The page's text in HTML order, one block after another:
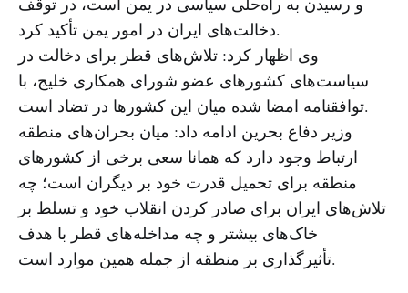
دخالت‌های ایران در امور یمن تأکید کرد.
وی اظهار کرد: تلاش‌های قطر برای دخالت در
سیاست‌های کشورهای عضو شورای همکاری خلیج، با
توافقنامه امضا شده میان این کشورها در تضاد است.
وزیر دفاع بحرین ادامه داد: میان بحران‌های منطقه
ارتباط وجود دارد که همانا سعی برخی از کشورهای
منطقه برای تحمیل قدرت خود بر دیگران است؛ چه
تلاش‌های ایران برای صادر کردن انقلاب خود و تسلط بر
خاک‌های بیشتر و چه مداخله‌های قطر با هدف
تأثیرگذاری بر منطقه از جمله همین موارد است.